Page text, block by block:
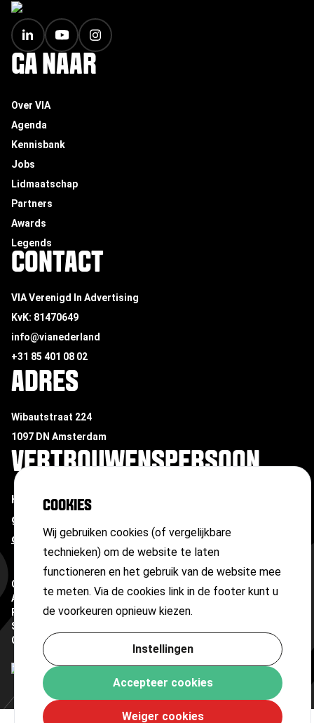
COOKIES
Wij gebruiken cookies (of vergelijkbare
technieken) om de website te laten
functioneren en het gebruik van de website mee
te meten. Via de cookies link in de footer kunt u
de voorkeuren opnieuw kiezen.
Instellingen
Accepteer cookies
Weiger cookies
FOOTER
GA NAAR
Over VIA
Agenda
Kennisbank
Jobs
Lidmaatschap
Partners
Awards
Legends
CONTACT
VIA Verenigd In Advertising
KvK: 81470649
info@vianederland
+31 85 401 08 02
ADRES
Wibautstraat 224
1097 DN Amsterdam
VERTROUWENSPERSOON
Heb je te maken met ongewenste omgangsvormen of
grensoverschrijdend gedrag?
onze vertrouwenspersoon
Copyright ©
Algemene voorwaarden
Privacyverklaring
Sitemap
Cookies